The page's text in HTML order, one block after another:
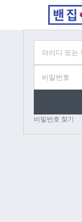
비밀번호 찾기